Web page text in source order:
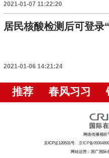
2021-01-07 11:22:20
居民核酸检测后可登录
2021-01-06 14:21:24
推荐 春风习习
网络传播视听
京ICP证120531号 京ICP备
网站运营：国广国际